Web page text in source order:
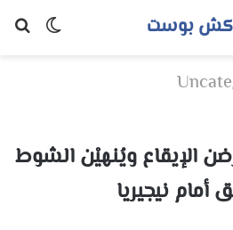
الوضع
بوست
الإيقاع ويُنهيْن الشوط
نيجيريا